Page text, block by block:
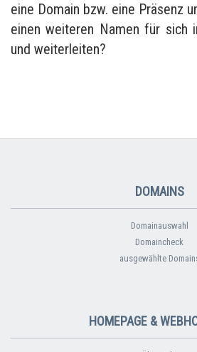
eine Domain bzw. eine Präsenz
einen weiteren Namen für sich
und weiterleiten?
DOMAINS
Domainauswahl
Domaincheck
ausgewählte
HOMEPAGE &